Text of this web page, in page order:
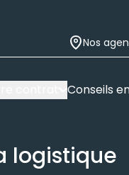
Nos
Conseils
logistique